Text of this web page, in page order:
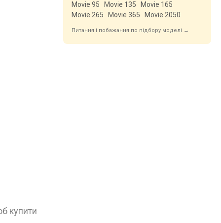
купити
Movie 95 Movie 135
Movie 165
Movie 265
Movie 365 Movie 2050
Питання і побажання по підбору моделі →